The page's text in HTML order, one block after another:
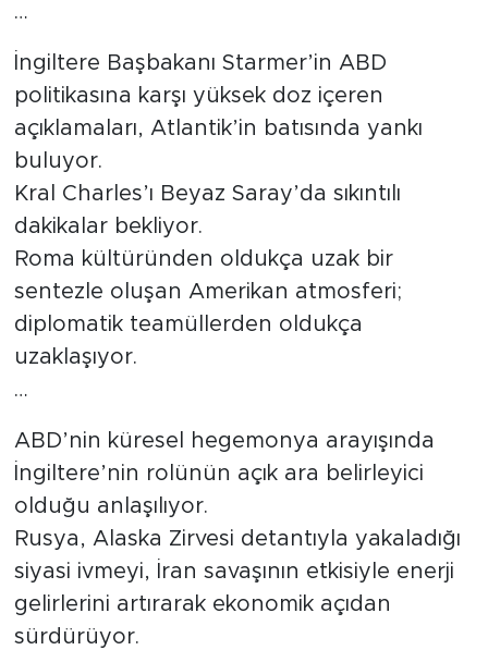
…
İngiltere Başbakanı Starmer’in ABD
politikasına karşı yüksek doz içeren
açıklamaları, Atlantik’in batısında yankı
buluyor.
Kral Charles’ı Beyaz Saray’da sıkıntılı
dakikalar bekliyor.
Roma kültüründen oldukça uzak bir
sentezle oluşan Amerikan atmosferi;
diplomatik teamüllerden oldukça
uzaklaşıyor.
…
ABD’nin küresel hegemonya arayışında
İngiltere’nin rolünün açık ara belirleyici
olduğu anlaşılıyor.
Rusya, Alaska Zirvesi detantıyla yakaladığı
siyasi ivmeyi, İran savaşının etkisiyle enerji
gelirlerini artırarak ekonomik açıdan
sürdürüyor.
Teknoloji
Politika